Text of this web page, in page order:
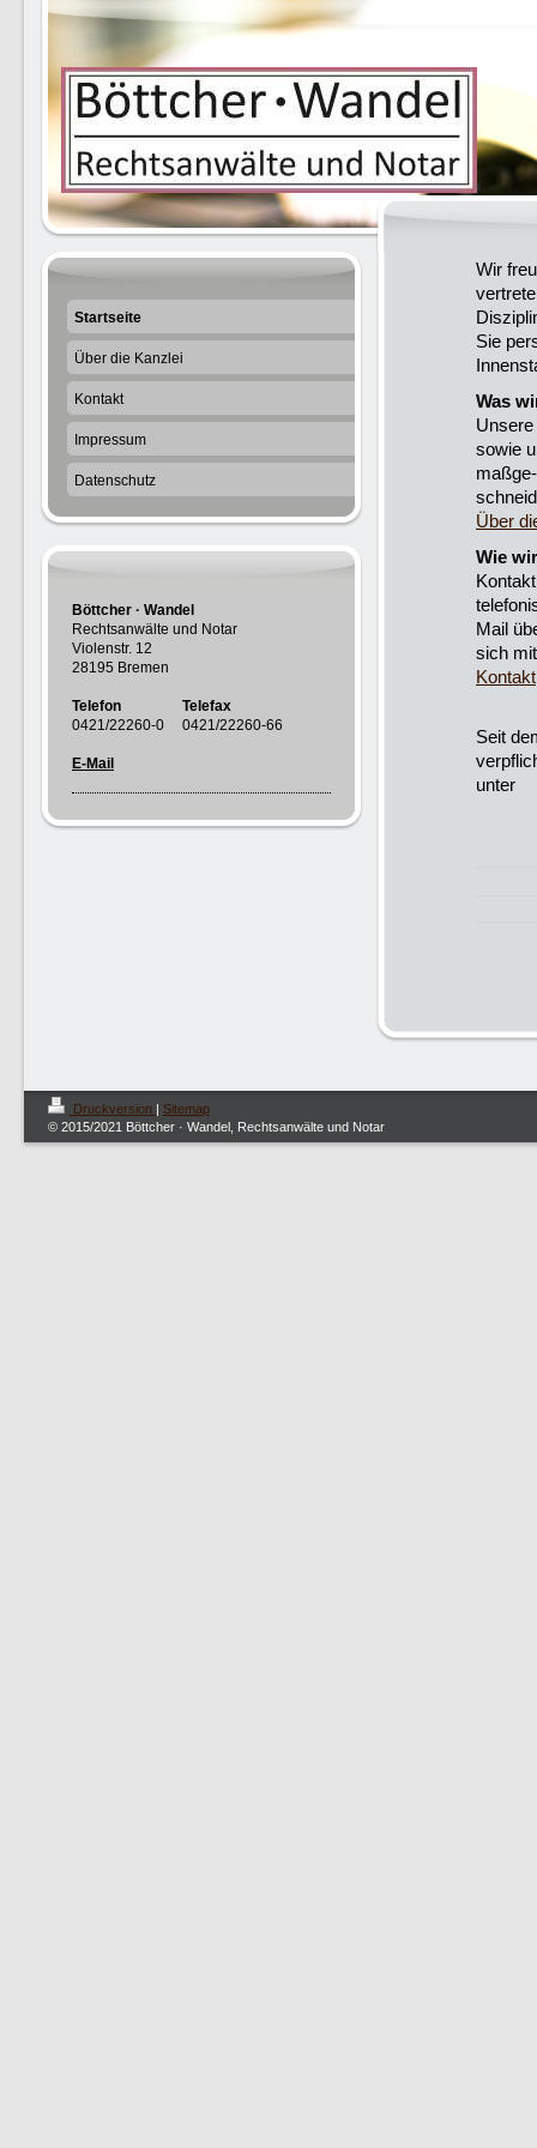
Wir
Sie
Was
sowie
maßge-
Über
Wie
Mail
sich
Kontakt
Seit
unter
Startseite
Über die Kanzlei
Kontakt
Impressum
Datenschutz
Böttcher · Wandel
Rechtsanwälte und Notar
Violenstr. 12
28195 Bremen
Telefon Telefax
0421/22260-0 0421/22260-66
E-Mail
Druckversion | Sitemap
© 2015/2021 Böttcher · Wandel, Rechtsanwälte und Notar